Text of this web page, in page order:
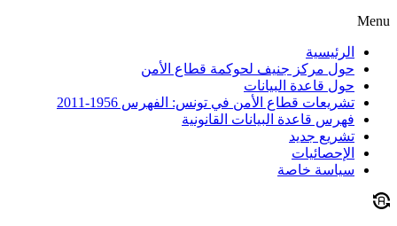
Menu
الرئيسية
حول مركز جنيف لحوكمة قطاع الأمن
حول قاعدة البيانات
تشريعات قطاع الأمن في تونس: الفهرس 1956-2011
فهرس قاعدة البيانات القانونية
تشريع جديد
الإحصائيات
سياسة خاصة